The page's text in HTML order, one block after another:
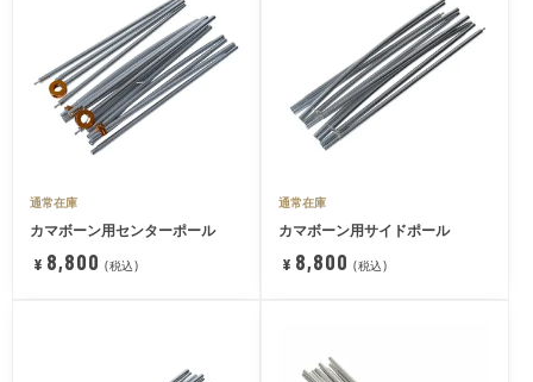
通常在庫
カマボーン用センターポール
¥ 8,800 税込
通常在庫
カマボーン用サイドポール
¥ 8,800 税込